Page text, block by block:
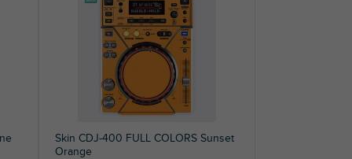
Skin CDJ-400 FULL COLORS Sunset
Orange